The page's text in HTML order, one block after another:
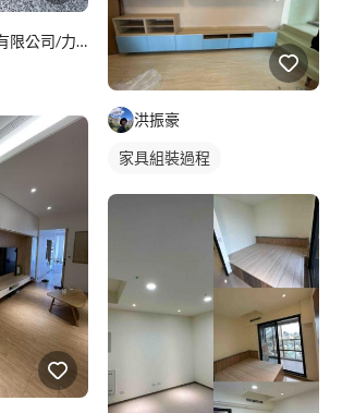
力鵬國際興業有限公司/力鵬室內裝修有限公司
洪振豪
家具組裝過程